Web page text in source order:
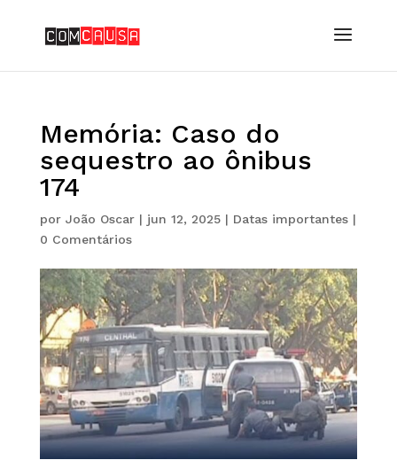
Memória: Caso do
sequestro ao ônibus
174
por João Oscar| jun 12, 2025| Datas importantes|
0 Comentários